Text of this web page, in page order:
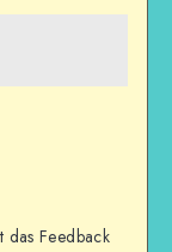
das Feedback